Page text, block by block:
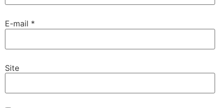
E-mail *
Site